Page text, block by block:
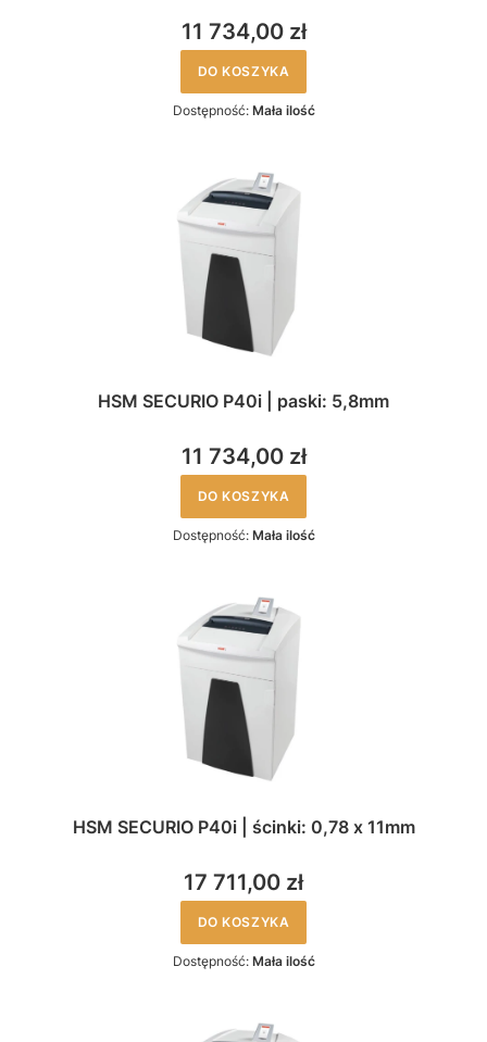
11 734,00 zł
DO KOSZYKA
Dostępność: Mała ilość
HSM SECURIO P40i | paski: 5,8mm
11 734,00 zł
DO KOSZYKA
Dostępność: Mała ilość
HSM SECURIO P40i | ścinki: 0,78 x 11mm
17 711,00 zł
DO KOSZYKA
Dostępność: Mała ilość